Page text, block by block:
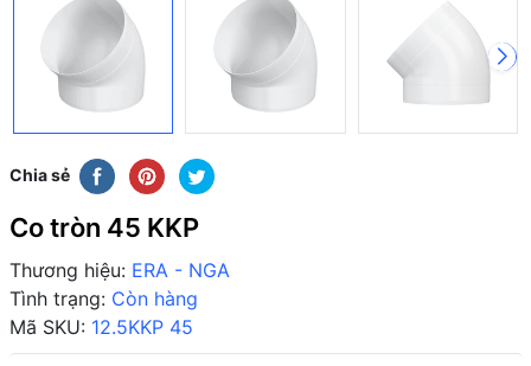
Chia sẻ
Co tròn 45 KKP
Thương hiệu: ERA - NGA
Tình trạng: Còn hàng
Mã SKU: 12.5KKP 45